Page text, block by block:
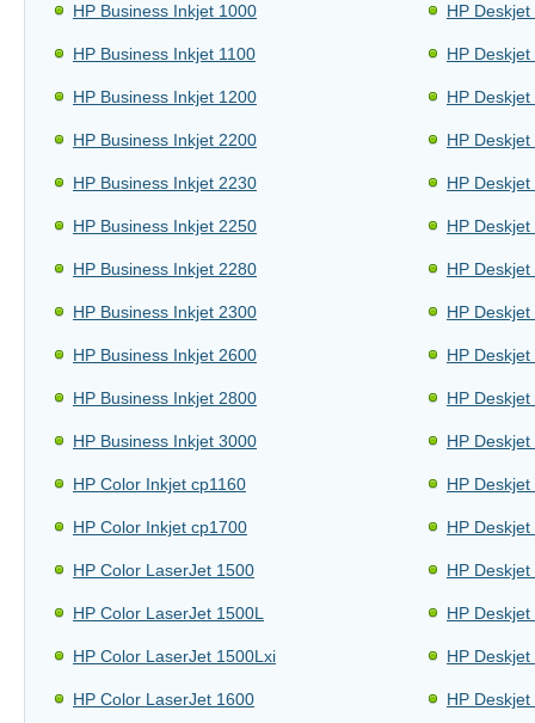
HP Business Inkjet 1000
HP Business Inkjet 1100
HP Business Inkjet 1200
HP Business Inkjet 2200
HP Business Inkjet 2230
HP Business Inkjet 2250
HP Business Inkjet 2280
HP Business Inkjet 2300
HP Business Inkjet 2600
HP Business Inkjet 2800
HP Business Inkjet 3000
HP Color Inkjet cp1160
HP Color Inkjet cp1700
HP Color LaserJet 1500
HP Color LaserJet 1500L
HP Color LaserJet 1500Lxi
HP Color LaserJet 1600
HP Deskjet
HP
HP
HP
HP Deskjet
HP Deskjet
HP Deskjet
HP Deskjet
HP Deskjet
HP Deskjet
HP
HP
HP
HP
HP
HP
HP